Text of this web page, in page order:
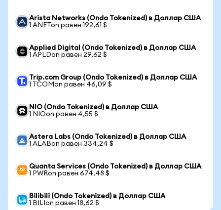
Arista Networks (Ondo Tokenized) в Доллар США
1 ANETon равен 192,61 $
Applied Digital (Ondo Tokenized) в Доллар США
1 APLDon равен 29,62 $
Trip.com Group (Ondo Tokenized) в Доллар США
1 TCOMon равен 46,09 $
NIO (Ondo Tokenized) в Доллар США
1 NIOon равен 4,55 $
Astera Labs (Ondo Tokenized) в Доллар США
1 ALABon равен 334,24 $
Quanta Services (Ondo Tokenized) в Доллар США
1 PWRon равен 674,48 $
Bilibili (Ondo Tokenized) в Доллар США
1 BILIon равен 18,62 $